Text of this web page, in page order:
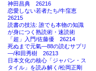
神田昌典 26216
恋愛しない若者たち/牛窪恵
26215
読書の技法: 誰でも本物の知識
が身につく熟読術・速読術
「超」入門/佐藤優 26214
死ぬまで元氣―88の読むサプリ
―/和田秀樹 26213
日本文化の核心「ジャパン・ス
タイル」を読み解く/松岡正剛